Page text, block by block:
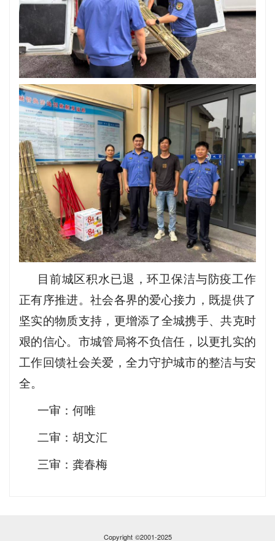
目前城区积水已退，环卫保洁与防疫工作
正有序推进。社会各界的爱心接力，既提供了
坚实的物质支持，更增添了全城携手、共克时
艰的信心。市城管局将不负信任，以更扎实的
工作回馈社会关爱，全力守护城市的整洁与安
全。
一审：何唯
二审：胡文汇
三审：龚春梅
Copyright ©2001-2025